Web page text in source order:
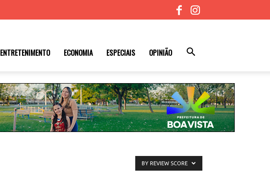
ENTRETENIMENTO ECONOMIA ESPECIAIS OPINIÃO
BY REVIEW SCORE